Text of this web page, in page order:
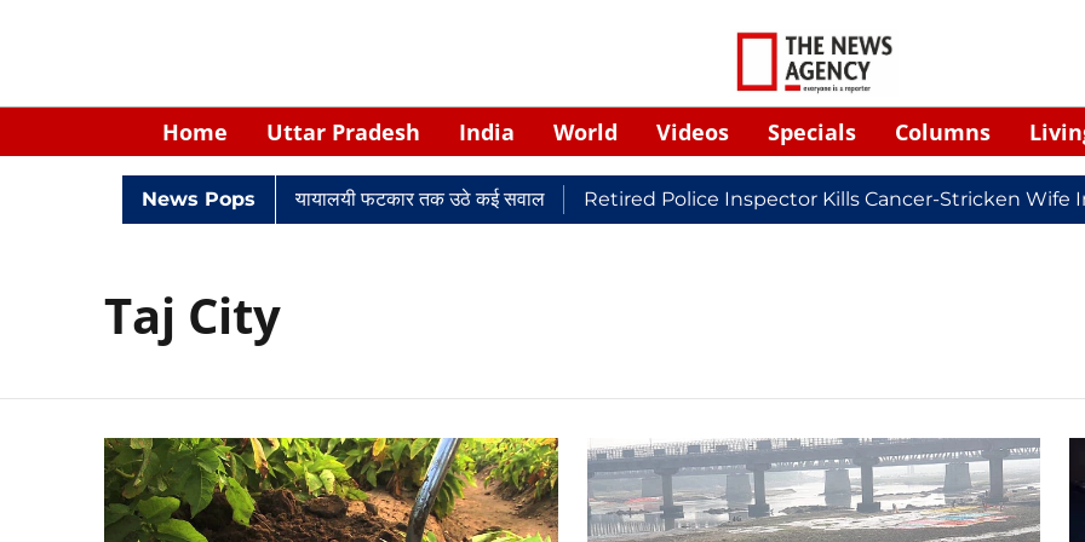
Home Uttar Pradesh India World Videos Specials Columns
News Pops
में घिरे केपी सिंह: नियुक्ति से लेकर न्यायालयी फटकार तक उठे कई सवाल Retired Police Inspector Kills Cancer-Stricken Wife In
Taj City